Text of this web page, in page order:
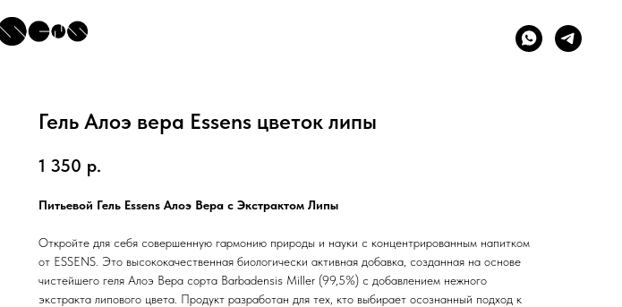
Гель Алоэ вера Essens цветок липы
1 350 р.
Питьевой Гель Essens Алоэ Вера с Экстрактом Липы
Откройте для себя совершенную гармонию природы и науки с концентрированным напитком
от ESSENS. Это высококачественная биологически активная добавка, созданная на основе
чистейшего геля Алоэ Вера сорта Barbadensis Miller (99,5%) с добавлением нежного
экстракта липового цвета. Продукт разработан для тех, кто выбирает осознанный подход к